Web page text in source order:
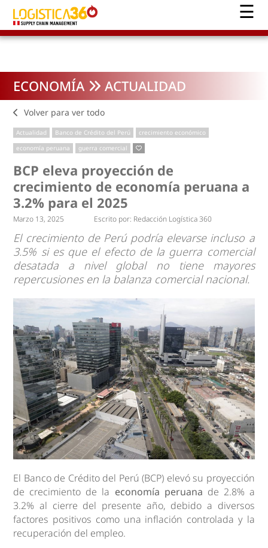
ECONOMÍA ACTUALIDAD
Volver para ver todo
Actualidad Banco de Crédito del Perú
crecimiento económico
economía peruana
guerra comercial
BCP eleva proyección de
crecimiento de economía peruana a
3.2% para el 2025
Marzo 13, 2025 Escrito por: Redacción Logística 360
El crecimiento de Perú podría elevarse incluso a
3.5% si es que el efecto de la guerra comercial
desatada a nivel global no tiene mayores
repercusiones en la balanza comercial nacional.
El Banco de Crédito del Perú (BCP) elevó su proyección
de crecimiento de la economía peruana de 2.8% a
3.2% al cierre del presente año, debido a diversos
factores positivos como una inflación controlada y la
recuperación del empleo.